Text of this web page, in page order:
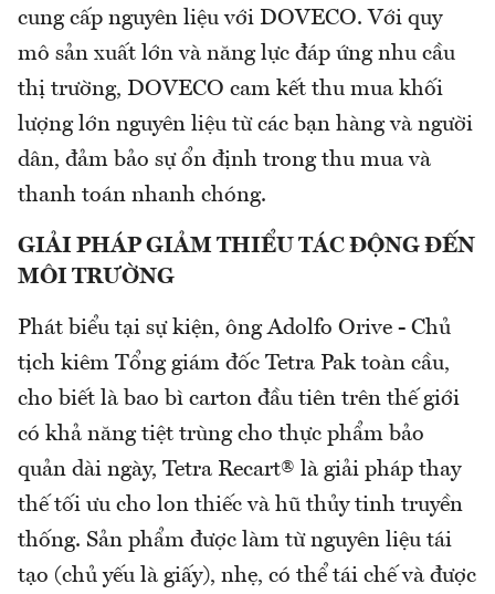
cung cấp nguyên liệu với DOVECO. Với quy
mô sản xuất lớn và năng lực đáp ứng nhu cầu
thị trường, DOVECO cam kết thu mua khối
lượng lớn nguyên liệu từ các bạn hàng và người
dân, đảm bảo sự ổn định trong thu mua và
thanh toán nhanh chóng.
GIẢI PHÁP GIẢM THIỂU TÁC ĐỘNG ĐẾN
MÔI TRƯỜNG
Phát biểu tại sự kiện, ông Adolfo Orive - Chủ
tịch kiêm Tổng giám đốc Tetra Pak toàn cầu,
cho biết là bao bì carton đầu tiên trên thế giới
có khả năng tiệt trùng cho thực phẩm bảo
quản dài ngày, Tetra Recart® là giải pháp thay
thế tối ưu cho lon thiếc và hũ thủy tinh truyền
thống. Sản phẩm được làm từ nguyên liệu tái
tạo (chủ yếu là giấy), nhẹ, có thể tái chế và được